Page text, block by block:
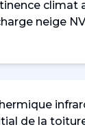
climat
neige
de la